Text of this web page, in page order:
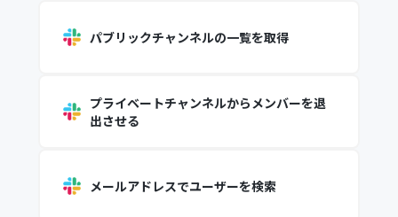
パブリックチャンネルの一覧を取得
プライベートチャンネルからメンバーを退
出させる
メールアドレスでユーザーを検索